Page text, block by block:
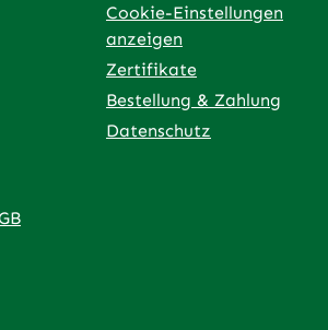
(externer Link)
(externer Link)
(externer Link)
in neuem Tab (externer Link)
Cookie-Einstellungen
anzeigen
Zertifikate
Bestellung & Zahlung
Datenschutz